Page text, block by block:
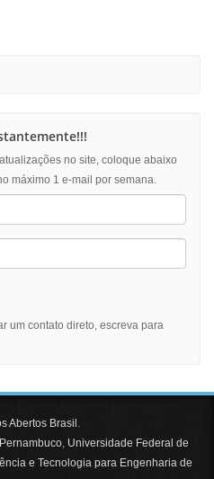
no site, coloque abaixo
máximo 1 e-mail por semana.
um contato direto, escreva para
Abertos Brasil .
, Universidade Federal de
e Tecnologia para Engenharia de